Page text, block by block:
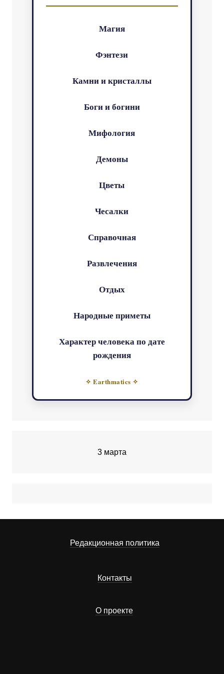
Магия
Фэнтези
Камни и кристаллы
Боги и богини
Мифология
Демоны
Цветы
Чесалки
Справочная
Развлечения
Отдых
Народные приметы
Характер человека по дате
рождения
✧ Earthmatics ✧
3 марта
Редакционная политика
Контакты
О проекте